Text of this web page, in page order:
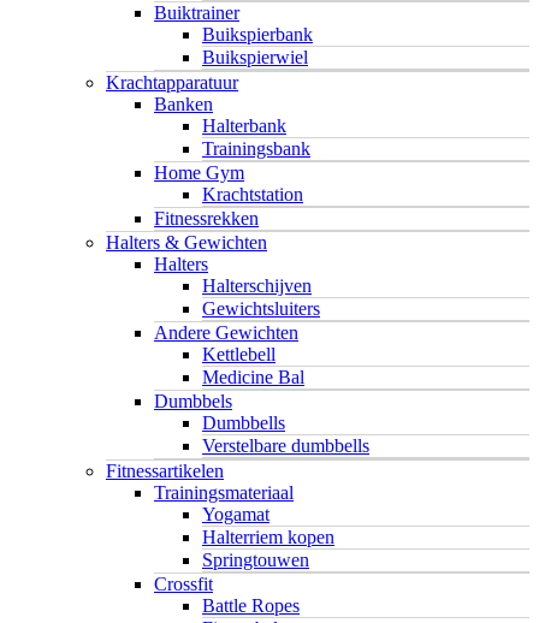
Buiktrainer
Buikspierbank
Buikspierwiel
Krachtapparatuur
Banken
Halterbank
Trainingsbank
Home Gym
Krachtstation
Fitnessrekken
Halters & Gewichten
Halters
Halterschijven
Gewichtsluiters
Andere Gewichten
Kettlebell
Medicine Bal
Dumbbels
Dumbbells
Verstelbare dumbbells
Fitnessartikelen
Trainingsmateriaal
Yogamat
Halterriem kopen
Springtouwen
Crossfit
Battle Ropes